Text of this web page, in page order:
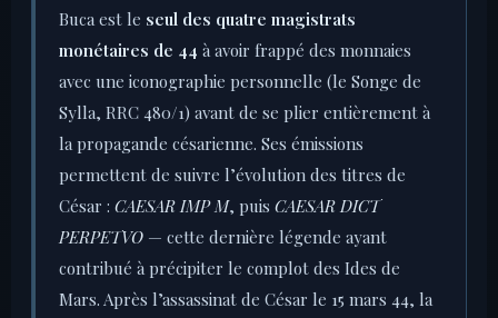
Buca est le seul des quatre magistrats
monétaires de 44 à avoir frappé des monnaies
avec une iconographie personnelle (le Songe de
Sylla, RRC 480/1) avant de se plier entièrement à
la propagande césarienne. Ses émissions
permettent de suivre l’évolution des titres de
César : CAESAR IMP M, puis CAESAR DICT
PERPETVO — cette dernière légende ayant
contribué à précipiter le complot des Ides de
Mars. Après l’assassinat de César le 15 mars 44, la